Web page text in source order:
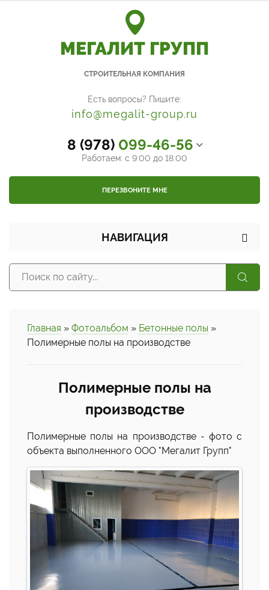
МЕГАЛИТ ГРУПП
СТРОИТЕЛЬНАЯ КОМПАНИЯ
Есть вопросы? Пишите:
info@megalit-group.ru
8 (978)099-46-56
Работаем: с 9:00 до 18:00
ПЕРЕЗВОНИТЕ МНЕ
НАВИГАЦИЯ
Главная » Фотоальбом » Бетонные полы »
Полимерные полы на производстве
Полимерные полы на
производстве
Полимерные полы на производстве - фото с
объекта выполненного ООО "Мегалит Групп"